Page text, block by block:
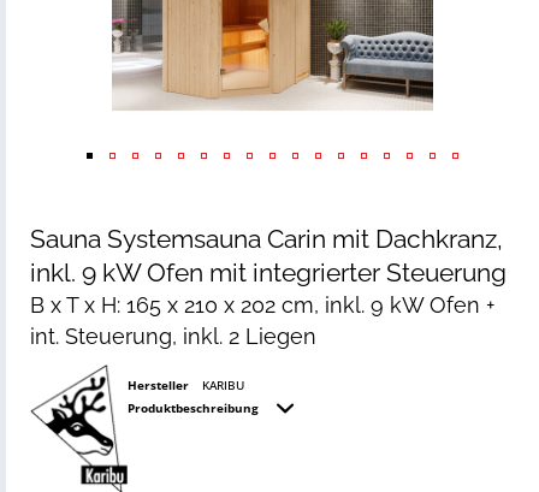
Sauna Systemsauna Carin mit Dachkranz,
inkl. 9 kW Ofen mit integrierter Steuerung
B x T x H: 165 x 210 x 202 cm, inkl. 9 kW Ofen +
int. Steuerung, inkl. 2 Liegen
Hersteller
KARIBU
Produktbeschreibung